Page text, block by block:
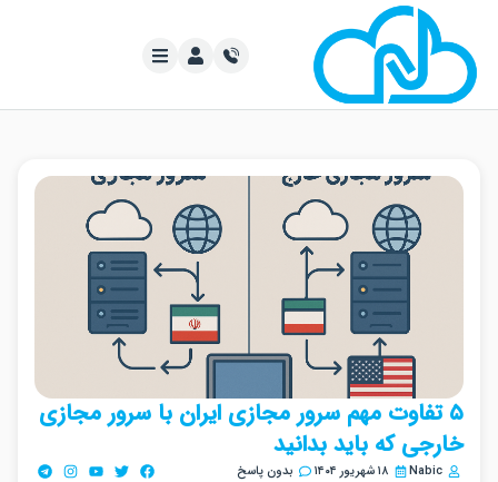
تفاوت مهم سرور مجازی ایران با سرور مجازی
که باید بدانید
۱۸ شهریور ۱۴۰۴ بدون پاسخ